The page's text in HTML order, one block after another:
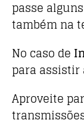
passe
também na
No caso de
para assistir
Aproveite